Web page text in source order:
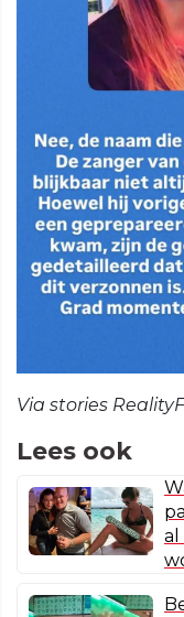
Via stories
Lees ook
al